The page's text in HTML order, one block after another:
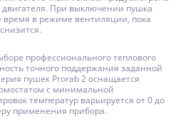
При выключении пушка
время в режиме вентиляции, пока
профессионального теплового
точного поддержания заданной
пушек Prorab 2 оснащается
с минимальной
температур варьируется от 0 до
применения прибора.